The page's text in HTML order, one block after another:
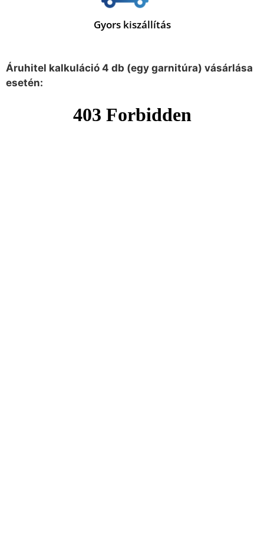
Gyors kiszállítás
Áruhitel kalkuláció 4 db (egy garnitúra) vásárlása
esetén: